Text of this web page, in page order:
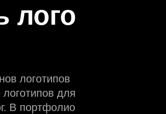
лого
логотипов
для
В портфолио